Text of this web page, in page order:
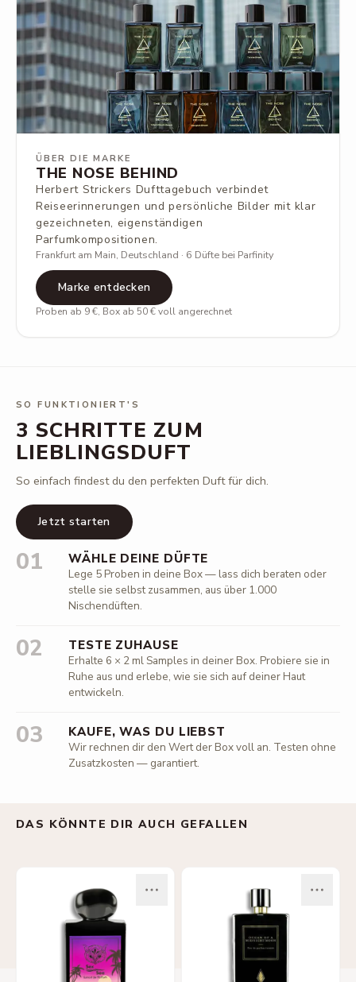
ÜBER DIE MARKE
THE NOSE BEHIND
Herbert Strickers Dufttagebuch verbindet
Reiseerinnerungen und persönliche Bilder mit klar
gezeichneten, eigenständigen
Parfumkompositionen.
Frankfurt am Main, Deutschland · 6 Düfte bei Parfinity
Marke entdecken
Proben ab 9 €, Box ab 50 € voll angerechnet
SO FUNKTIONIERT'S
3 SCHRITTE ZUM
LIEBLINGSDUFT
So einfach findest du den perfekten Duft für dich.
Jetzt starten
01 WÄHLE DEINE DÜFTE
Lege 5 Proben in deine Box — lass dich beraten oder
stelle sie selbst zusammen, aus über 1.000
Nischendüften.
02 TESTE ZUHAUSE
Erhalte 6 × 2 ml Samples in deiner Box. Probiere sie in
Ruhe aus und erlebe, wie sie sich auf deiner Haut
entwickeln.
03 KAUFE, WAS DU LIEBST
Wir rechnen dir den Wert der Box voll an. Testen ohne
Zusatzkosten — garantiert.
DAS KÖNNTE DIR AUCH GEFALLEN